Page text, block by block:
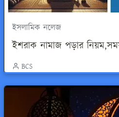
ইসলামিক নলেজ
ইশরাক নামাজ পড়ার
BCS